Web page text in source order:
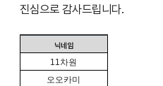
진심으로 감사드립니다.
닉네임
11차원
오오카미